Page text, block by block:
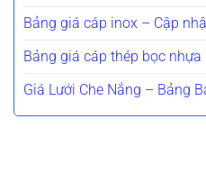
Bảng giá cáp inox – Cập
Bảng giá cáp thép bọc
Giá Lưới Che Nắng – Bảng